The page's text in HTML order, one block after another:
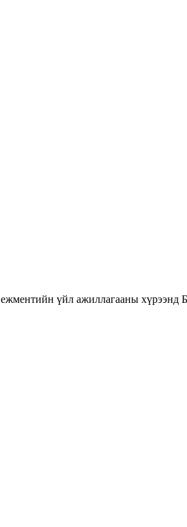
үйл ажиллагааны хүрээнд